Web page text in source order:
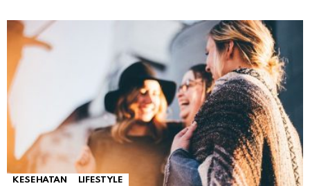
KESEHATAN LIFESTYLE